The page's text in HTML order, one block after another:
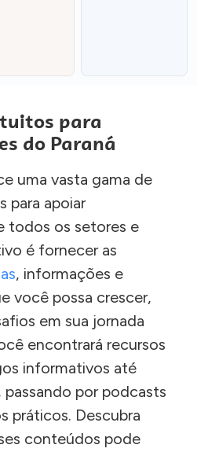
para
do Paraná
uma vasta gama de
para apoiar
todos os setores e
é fornecer as
, informações e
você possa crescer,
em sua jornada
encontrará recursos
informativos até
por podcasts
práticos. Descubra
conteúdos pode